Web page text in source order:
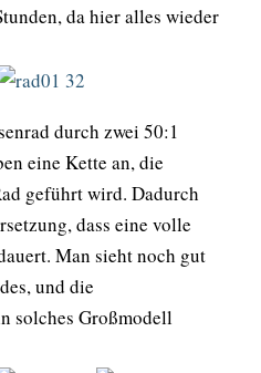
da hier alles wieder
durch zwei 50:1
eine Kette an, die
geführt wird. Dadurch
dass eine volle
Man sieht noch gut
und die
solches Großmodell